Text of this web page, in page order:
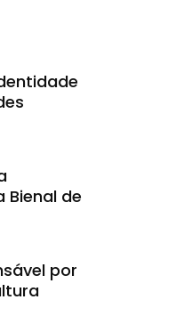
Bienal de
por